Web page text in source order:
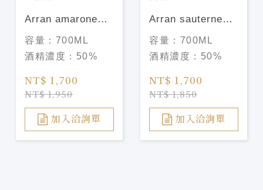
Arran amarone
cask finish 艾倫
阿馬龍紅酒桶
容量： 700ML
酒精濃度： 50%
NT$ 1,700
NT$ 1,950
加入洽詢單
Arran sauternes
cask finish 艾倫
蘇玳貴腐桶
容量： 700ML
酒精濃度： 50%
NT$ 1,700
NT$ 1,850
加入洽詢單